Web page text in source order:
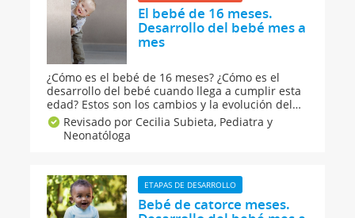
El bebé de 16 meses.
Desarrollo del bebé mes a
mes
¿Cómo es el bebé de 16 meses? ¿Cómo es el
desarrollo del bebé cuando llega a cumplir esta
edad? Estos son los cambios y la evolución del
bebé de dieciséis meses de vida desde el punto
de vista de la alimentación, el lenguaje, el
desarrollo físico y el cognitivo.
Revisado por Cecilia Subieta, Pediatra y
Neonatóloga
ETAPAS DE DESARROLLO
Bebé de catorce meses.